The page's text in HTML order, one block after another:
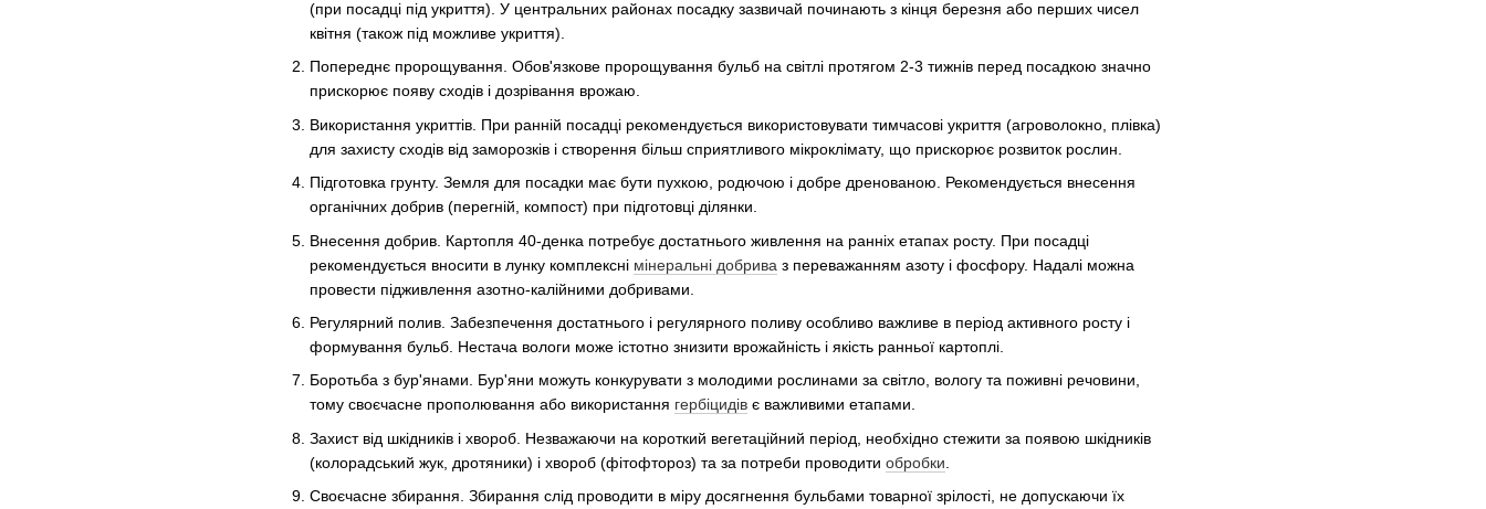
(при посадці під укриття). У центральних районах посадку зазвичай починають з кінця березня або перших чисел
квітня (також під можливе укриття).
Попереднє пророщування. Обов'язкове пророщування бульб на світлі протягом 2-3 тижнів перед посадкою значно
прискорює появу сходів і дозрівання врожаю.
Використання укриттів. При ранній посадці рекомендується використовувати тимчасові укриття (агроволокно, плівка)
для захисту сходів від заморозків і створення більш сприятливого мікроклімату, що прискорює розвиток рослин.
Підготовка грунту. Земля для посадки має бути пухкою, родючою і добре дренованою. Рекомендується внесення
органічних добрив (перегній, компост) при підготовці ділянки.
Внесення добрив. Картопля 40-денка потребує достатнього живлення на ранніх етапах росту. При посадці
рекомендується вносити в лунку комплексні мінеральні добрива з переважанням азоту і фосфору. Надалі можна
провести підживлення азотно-калійними добривами.
Регулярний полив. Забезпечення достатнього і регулярного поливу особливо важливе в період активного росту і
формування бульб. Нестача вологи може істотно знизити врожайність і якість ранньої картоплі.
Боротьба з бур'янами. Бур'яни можуть конкурувати з молодими рослинами за світло, вологу та поживні речовини,
тому своєчасне прополювання або використання гербіцидів є важливими етапами.
Захист від шкідників і хвороб. Незважаючи на короткий вегетаційний період, необхідно стежити за появою шкідників
(колорадський жук, дротяники) і хвороб (фітофтороз) та за потреби проводити обробки
Своєчасне збирання. Збирання слід проводити в міру досягнення бульбами товарної зрілості, не допускаючи їх